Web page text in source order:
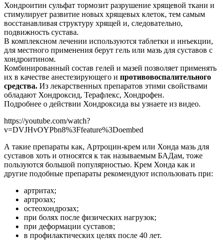
Хондроитин сульфат тормозит разрушение хрящевой ткани и
стимулирует развитие новых хрящевых клеток, тем самым
восстанавливая структуру хрящей и, следовательно,
подвижность сустава.
В комплексном лечении используются таблетки и инъекции,
для местного применения берут гель или мазь для суставов с
хондроитином.
Комбинированный состав гелей и мазей позволяет применять
их в качестве анестезирующего и противовоспалительного
средства. Из лекарственных препаратов этими свойствами
обладают Хондроксид, Терафлекс, Хондрофен.
Подробнее о действии Хондроксида вы узнаете из видео.
https://youtube.com/watch?
v=DVJHvOYPbn8%3Ffeature%3Doembed
А такие препараты как, Артроцин-крем или Хонда мазь для
суставов хоть и относятся к так называемым БАДам, тоже
пользуются большой популярностью. Крем Хонда как и
другие подобные препараты рекомендуют использовать при:
артритах;
артрозах;
остеохондрозах;
при болях после физических нагрузок;
при деформации суставов;
в профилактических целях после 40 лет.